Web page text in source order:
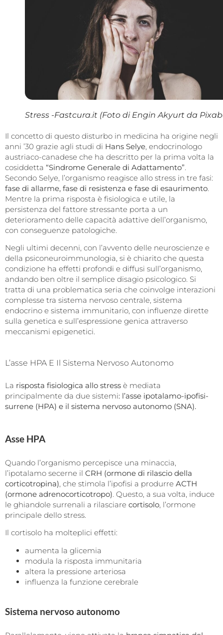
Stress -Fastcura.it (Foto di Engin Akyurt da
Il concetto di questo disturbo in medicina ha origine negli
anni ’30 grazie agli studi di Hans Selye, endocrinologo
austriaco-canadese che ha descritto per la prima volta la
cosiddetta “Sindrome Generale di Adattamento”.
Secondo Selye, l’organismo reagisce allo stress in tre fasi:
fase di allarme, fase di resistenza e fase di esaurimento.
Mentre la prima risposta è fisiologica e utile, la
persistenza del fattore stressante porta a un
deterioramento delle capacità adattive dell’organismo,
con conseguenze patologiche.
Negli ultimi decenni, con l’avvento delle neuroscienze e
della psiconeuroimmunologia, si è chiarito che questa
condizione ha effetti profondi e diffusi sull’organismo,
andando ben oltre il semplice disagio psicologico. Si
tratta di una problematica seria che coinvolge interazioni
complesse tra sistema nervoso centrale, sistema
endocrino e sistema immunitario, con influenze dirette
sulla genetica e sull’espressione genica attraverso
meccanismi epigenetici.
L’asse HPA E Il Sistema Nervoso Autonomo
La risposta fisiologica allo stress è mediata
principalmente da due sistemi: l’asse ipotalamo-ipofisi-
surrene (HPA) e il sistema nervoso autonomo (SNA).
Asse HPA
Quando l’organismo percepisce una minaccia,
l’ipotalamo secerne il CRH (ormone di rilascio della
corticotropina), che stimola l’ipofisi a produrre ACTH
(ormone adrenocorticotropo). Questo, a sua volta, induce
le ghiandole surrenali a rilasciare cortisolo, l’ormone
principale dello stress.
Il cortisolo ha molteplici effetti:
aumenta la glicemia
modula la risposta immunitaria
altera la pressione arteriosa
influenza la funzione cerebrale
Sistema nervoso autonomo